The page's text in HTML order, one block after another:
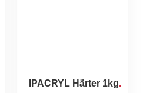
IPACRYL Härter 1kg